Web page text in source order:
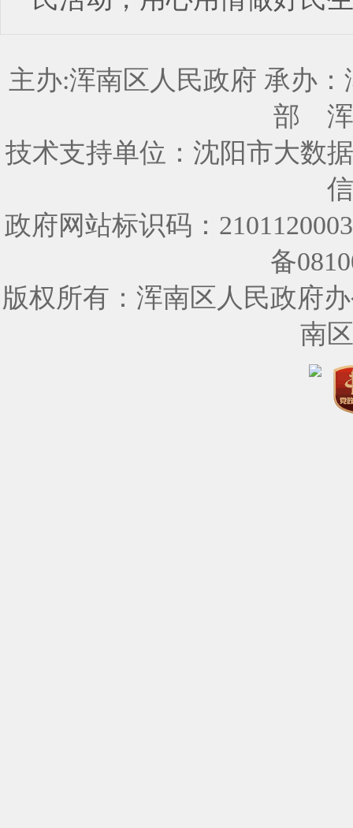
主办:浑南区人民政府 承办
部
技术支持单位：沈阳市大数
政府网站标识码：
备
版权所有：浑南区人民政府
南